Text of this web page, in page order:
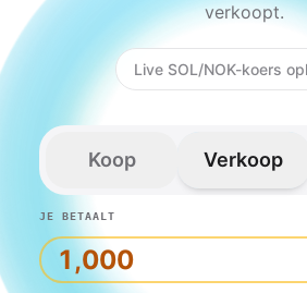
verkoopt.
Live SOL/NOK-koers
Koop Verkoop
JE BETAALT